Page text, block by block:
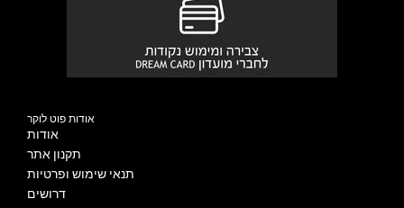
אודות פוט לוקר
אודות
תקנון אתר
תנאי שימוש ופרטיות
דרושים